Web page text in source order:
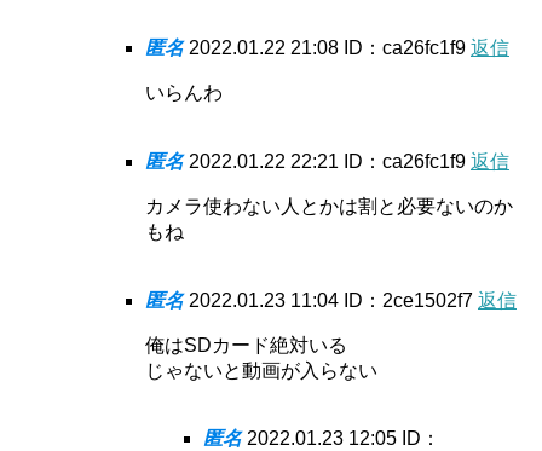
匿名 2022.01.22 21:08 ID：ca26fc1f9 返信
いらんわ
匿名 2022.01.22 22:21 ID：ca26fc1f9 返信
カメラ使わない人とかは割と必要ないのか
もね
匿名 2022.01.23 11:04 ID：2ce1502f7 返信
俺はSDカード絶対いる
じゃないと動画が入らない
匿名 2022.01.23 12:05 ID：